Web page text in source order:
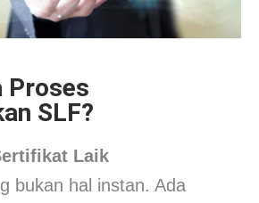
Proses
SLF?
Laik
bukan hal instan. Ada